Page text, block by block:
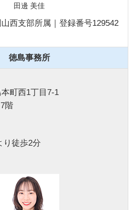
田邊 美佳
山西支部所属｜登録番号129542
徳島事務所
町西1丁目7-1
階
徒歩2分